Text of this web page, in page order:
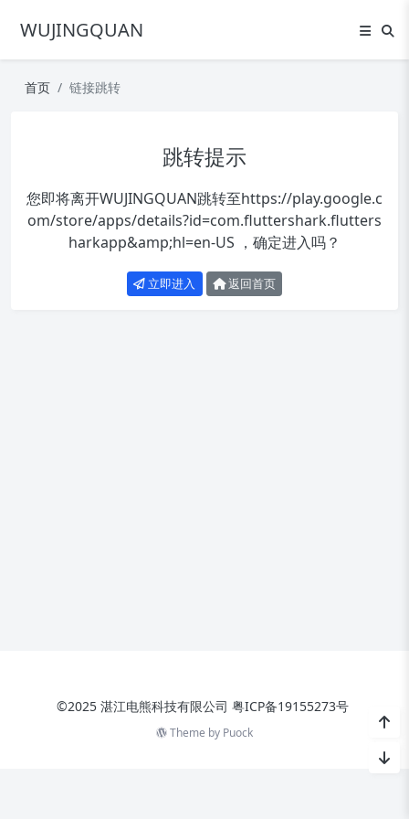
WUJINGQUAN
首页 链接跳转
跳转提示
您即将离开WUJINGQUAN跳转至https://play.google.c
om/store/apps/details?id=com.fluttershark.flutters
harkapp&amp;hl=en-US ，确定进入吗？
立即进入 返回首页
©2025 湛江电熊科技有限公司 粤ICP备19155273号
Theme by Puock